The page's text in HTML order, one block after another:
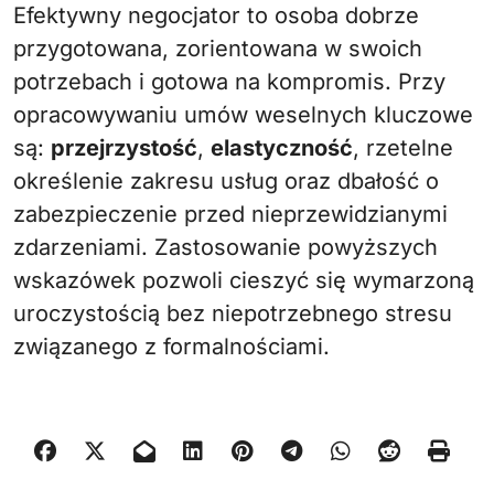
Efektywny negocjator to osoba dobrze
przygotowana, zorientowana w swoich
potrzebach i gotowa na kompromis. Przy
opracowywaniu umów weselnych kluczowe
są: przejrzystość, elastyczność, rzetelne
określenie zakresu usług oraz dbałość o
zabezpieczenie przed nieprzewidzianymi
zdarzeniami. Zastosowanie powyższych
wskazówek pozwoli cieszyć się wymarzoną
uroczystością bez niepotrzebnego stresu
związanego z formalnościami.